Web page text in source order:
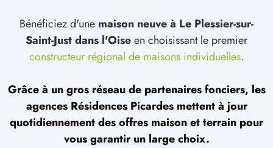
Bénéficiez d'une maison neuve à Le Plessier-sur-
Saint-Just dans l'Oiseen choisissant le premier
constructeur régional de maisons individuelles.
Grâce à un gros réseau de partenaires fonciers, les
agences Résidences Picardes mettent à jour
quotidiennement des offres maison et terrain pour
vous garantir un large choix.